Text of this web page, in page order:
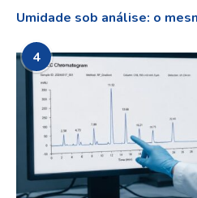
Umidade sob análise: o
4